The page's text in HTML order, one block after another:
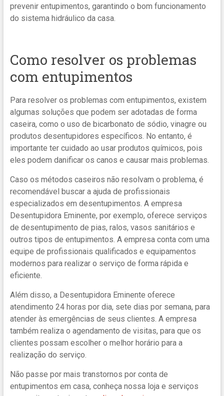
prevenir entupimentos, garantindo o bom funcionamento
do sistema hidráulico da casa.
Como resolver os problemas
com entupimentos
Para resolver os problemas com entupimentos, existem
algumas soluções que podem ser adotadas de forma
caseira, como o uso de bicarbonato de sódio, vinagre ou
produtos desentupidores específicos. No entanto, é
importante ter cuidado ao usar produtos químicos, pois
eles podem danificar os canos e causar mais problemas.
Caso os métodos caseiros não resolvam o problema, é
recomendável buscar a ajuda de profissionais
especializados em desentupimentos. A empresa
Desentupidora Eminente, por exemplo, oferece serviços
de desentupimento de pias, ralos, vasos sanitários e
outros tipos de entupimentos. A empresa conta com uma
equipe de profissionais qualificados e equipamentos
modernos para realizar o serviço de forma rápida e
eficiente.
Além disso, a Desentupidora Eminente oferece
atendimento 24 horas por dia, sete dias por semana, para
atender às emergências de seus clientes. A empresa
também realiza o agendamento de visitas, para que os
clientes possam escolher o melhor horário para a
realização do serviço.
Não passe por mais transtornos por conta de
entupimentos em casa, conheça nossa loja e serviços